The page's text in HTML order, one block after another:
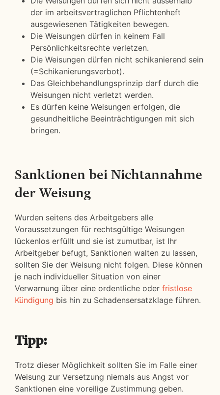
der im arbeitsvertraglichen Pflichtenheft
ausgewiesenen Tätigkeiten bewegen.
Die Weisungen dürfen in keinem Fall
Persönlichkeitsrechte verletzen.
Die Weisungen dürfen nicht schikanierend sein
(=Schikanierungsverbot).
Das Gleichbehandlungsprinzip darf durch die
Weisungen nicht verletzt werden.
Es dürfen keine Weisungen erfolgen, die
gesundheitliche Beeinträchtigungen mit sich
bringen.
Sanktionen bei Nichtannahme
der Weisung
Wurden seitens des Arbeitgebers alle
Voraussetzungen für rechtsgültige Weisungen
lückenlos erfüllt und sie ist zumutbar, ist Ihr
Arbeitgeber befugt, Sanktionen walten zu lassen,
sollten Sie der Weisung nicht folgen. Diese können
je nach individueller Situation von einer
Verwarnung über eine ordentliche oder fristlose
Kündigung bis hin zu Schadensersatzklage führen.
Tipp:
Trotz dieser Möglichkeit sollten Sie im Falle einer
Weisung zur Versetzung niemals aus Angst vor
Sanktionen eine voreilige Zustimmung geben.